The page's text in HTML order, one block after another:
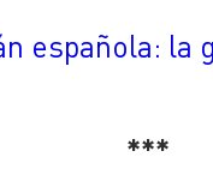
española: la
***